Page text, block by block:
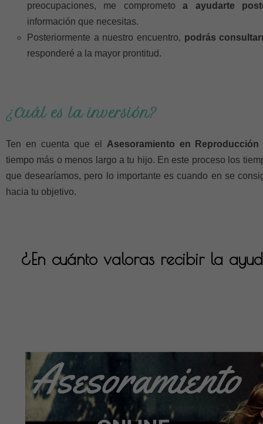
preocupaciones, me comprometoa ayudarte
información que necesitas.
Posteriormente a nuestro encuentro, podrás
responderé a la mayor prontitud.
¿Cuál es la inversión?
Ten en cuenta que el Asesoramiento en Reproducción
tiempo más o menos largo a tu hijo. En este proceso los
que desearíamos, pero lo importante es cuando en se
hacia tu objetivo.
¿En cuánto valoras recibir la